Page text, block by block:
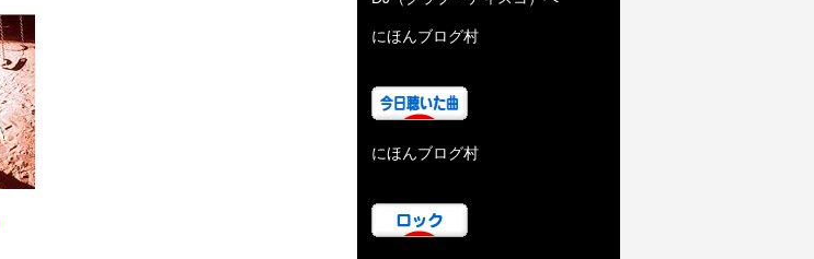
にほんブログ村
にほんブログ村